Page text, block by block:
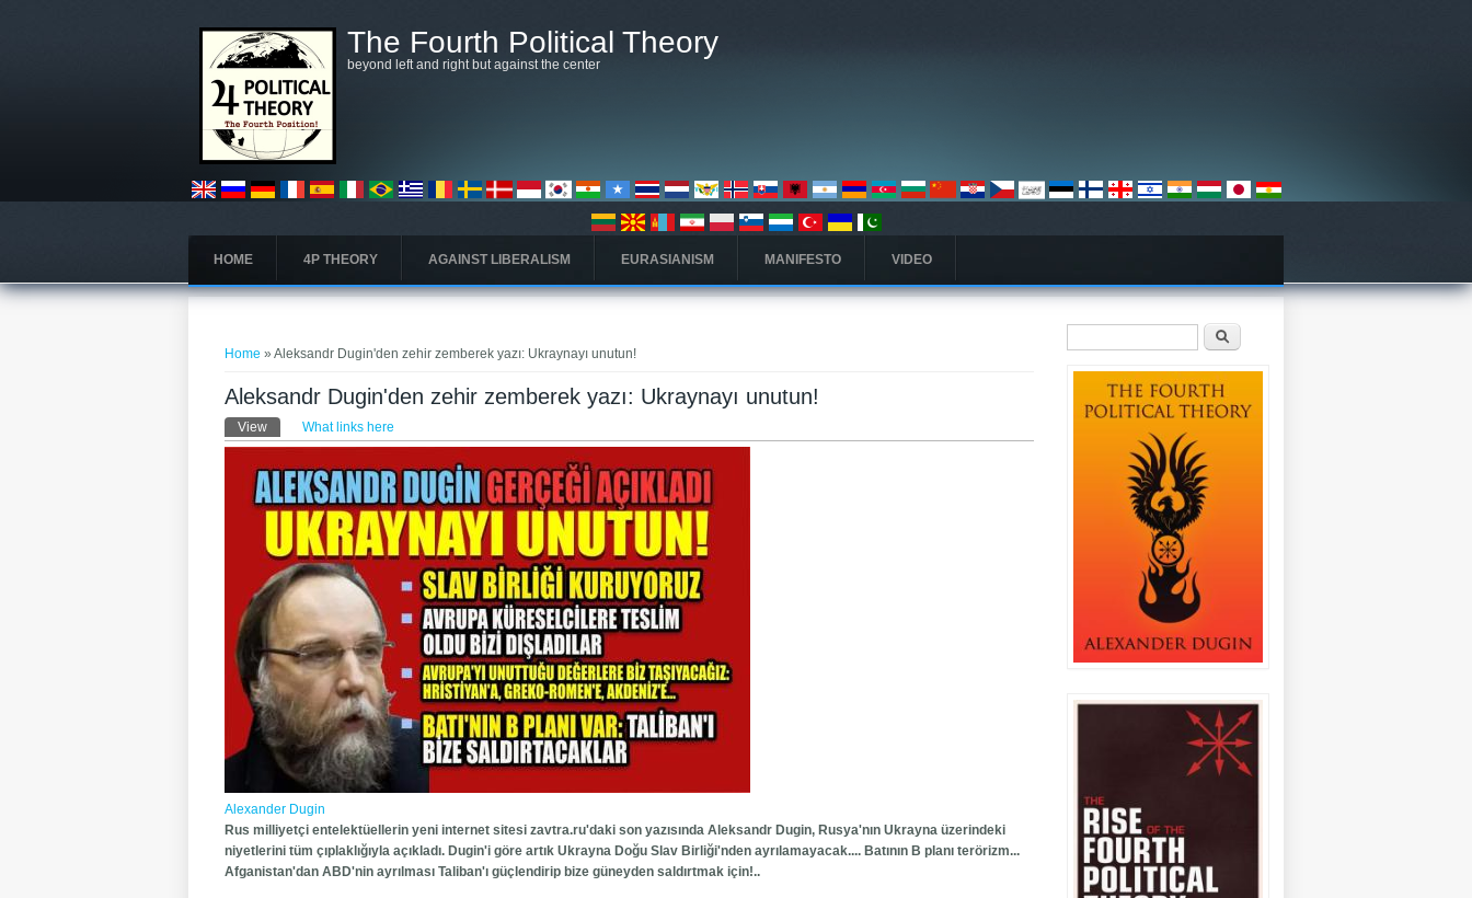
The Fourth Political Theory
beyond left and right but against the center
HOME 4P THEORY AGAINST LIBERALISM EURASIANISM MANIFESTO VIDEO
Home » Aleksandr Dugin'den zehir zemberek yazı: Ukraynayı unutun!
Aleksandr Dugin'den zehir zemberek yazı: Ukraynayı unutun!
Primary tabs
View (active tab)What links here
Alexander Dugin
Rus milliyetçi entelektüellerin yeni internet sitesi zavtra.ru'daki son yazısında Aleksandr Dugin, Rusya'nın Ukrayna üzerindeki
niyetlerini tüm çıplaklığıyla açıkladı. Dugin'i göre artık Ukrayna Doğu Slav Birliği'nden ayrılamayacak.... Batının B planı terörizm...
Afganistan'dan ABD'nin ayrılması Taliban'ı güçlendirip bize güneyden saldırtmak için!..
Search form